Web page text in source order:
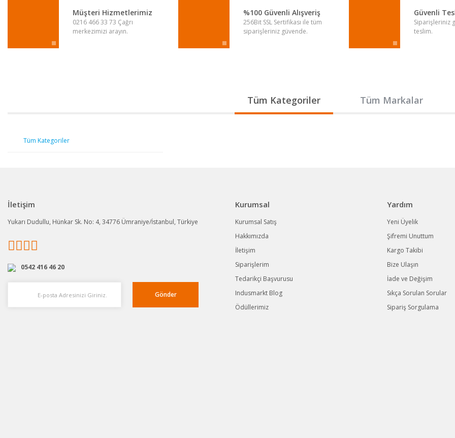
Ürün fiyatı diğer sitelerden daha pahalı.
Bu ürüne benzer farklı alternatifler olmalı.
Müşteri Hizmetlerimiz
0216 466 33 73 Çağrı
merkezimizi arayın.
%100 Güvenli Alışveriş
256Bit SSL Sertifikası ile tüm
siparişleriniz güvende.
Güvenli
Siparişleriniz
teslim.
Tüm Kategoriler Tüm Markalar
Tüm Kategoriler
İletişim
Yukarı Dudullu, Hünkar Sk. No: 4, 34776 Ümraniye/İstanbul, Türkiye
0542 416 46 20
Gönder
Kurumsal
Kurumsal Satış
Hakkımızda
İletişim
Siparişlerim
Tedarikçi Başvurusu
Indusmarkt Blog
Ödüllerimiz
Yardım
Yeni Üyelik
Şifremi Unuttum
Kargo Takibi
Bize Ulaşın
İade ve Değişim
Sıkça Sorulan Sorular
Sipariş Sorgulama